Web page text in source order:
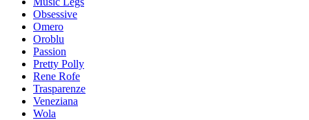
Obsessive
Omero
Oroblu
Passion
Pretty Polly
Rene Rofe
Trasparenze
Veneziana
Wola